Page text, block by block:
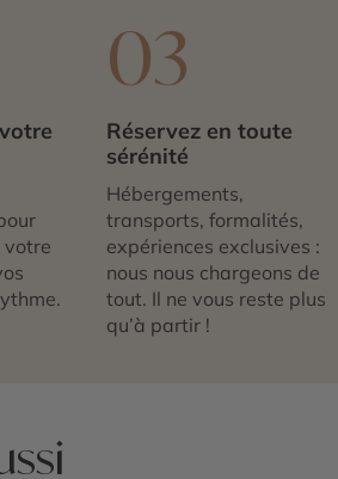
votre
03
Réservez en toute
sérénité
Hébergements,
transports, formalités,
expériences exclusives :
nous nous chargeons de
tout. Il ne vous reste plus
qu’à partir !